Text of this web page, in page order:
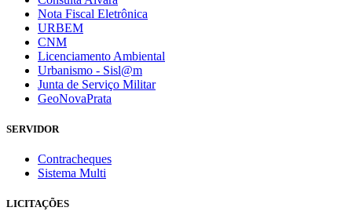
Nota Fiscal Eletrônica
URBEM
CNM
Licenciamento Ambiental
Urbanismo - Sisl@m
Junta de Serviço Militar
GeoNovaPrata
SERVIDOR
Contracheques
Sistema Multi
LICITAÇÕES